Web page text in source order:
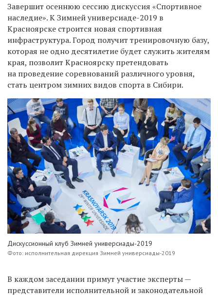
Завершит осеннюю сессию дискуссия «Спортивное
наследие». К Зимней универсиаде-2019 в
Красноярске строится новая спортивная
инфраструктура. Город получит тренировочную базу,
которая не одно десятилетие будет служить жителям
края, позволит Красноярску претендовать
на проведение соревнований различного уровня,
стать центром зимних видов спорта в Сибири.
Дискуссионный клуб Зимней универсиады-2019
Фото: исполнительная дирекция Зимней универсиады-2019
В каждом заседании примут участие эксперты —
представители исполнительной и законодательной